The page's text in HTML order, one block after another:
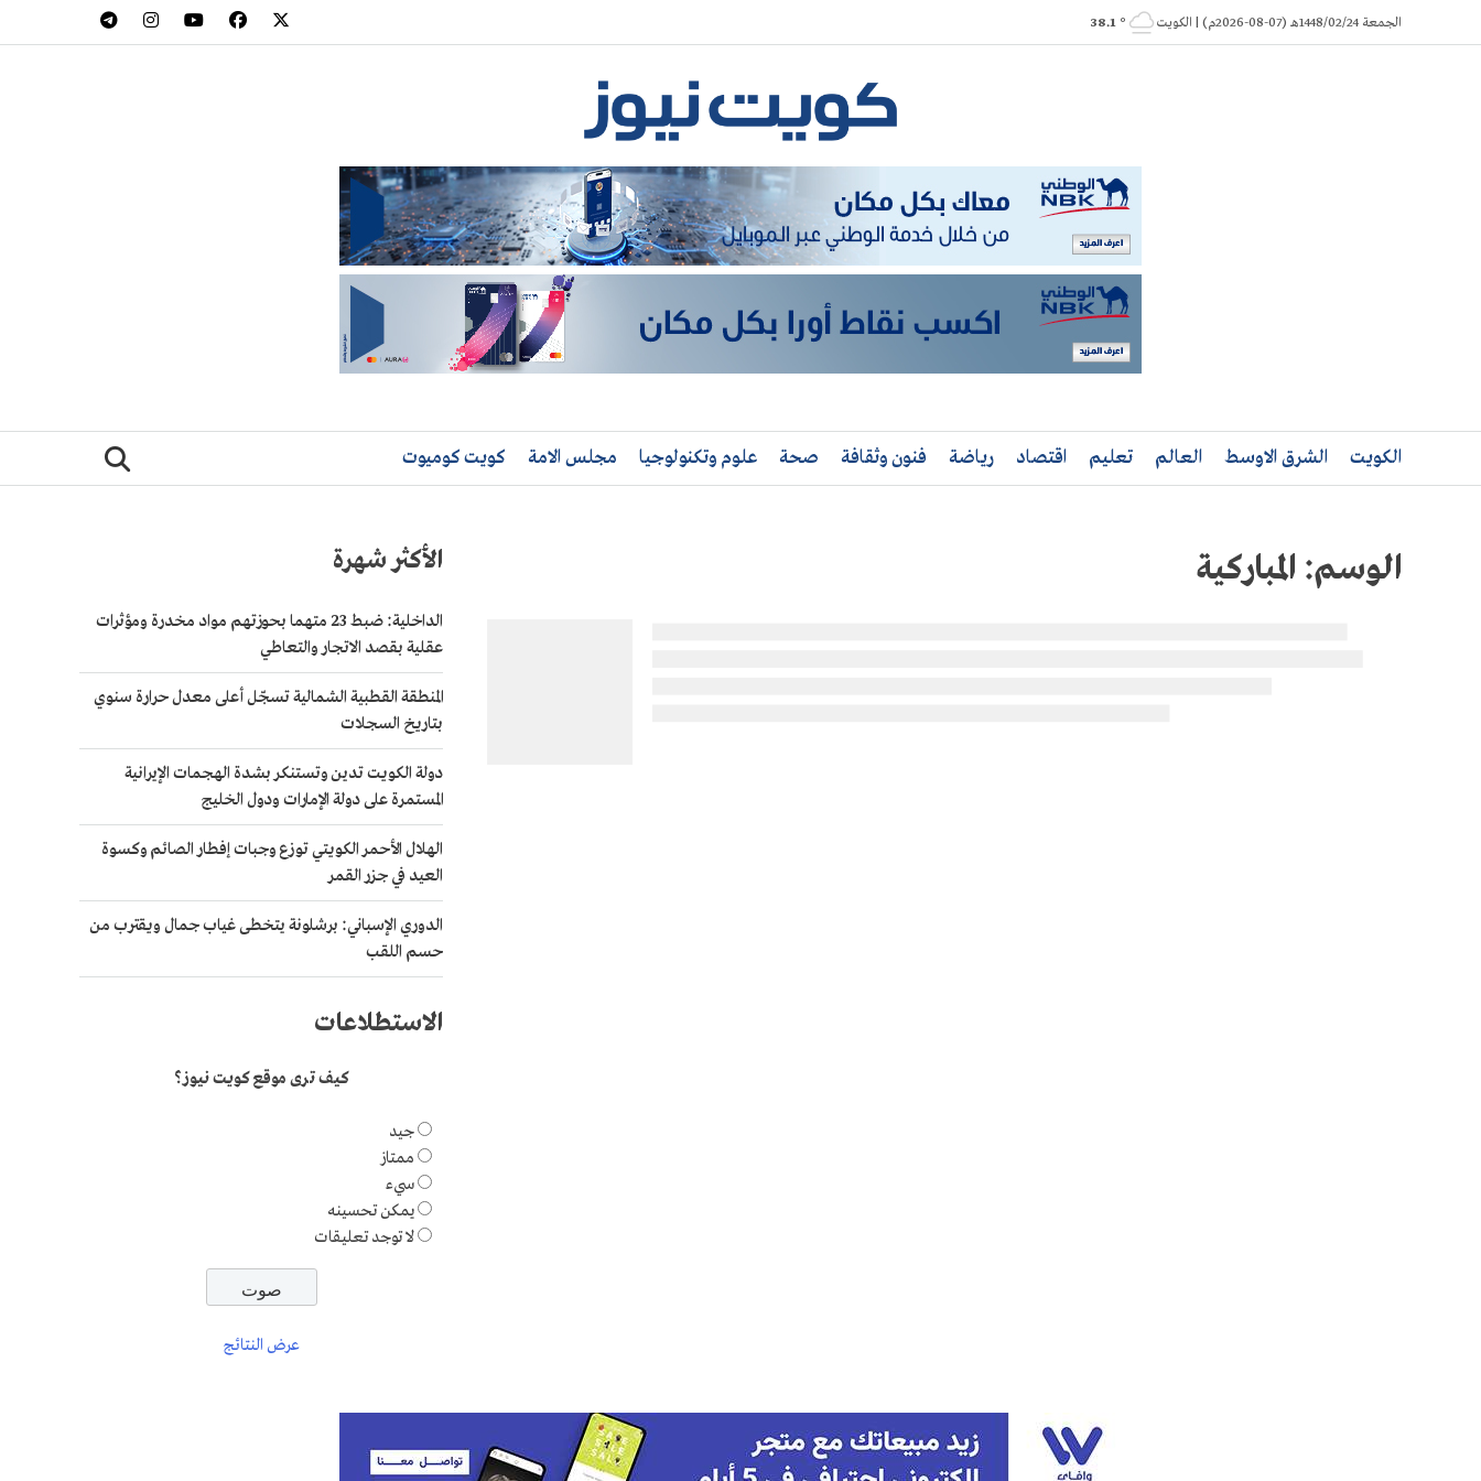
to
الجمعة 1448/02/24هـ (07-08-2026م) | الكويت ° 38.1
الكويت الشرق الاوسط العالم تعليم اقتصاد رياضة فنون وثقافة صحة علوم وتكنولوجيا مجلس الامة كويت كوميوت
الوسم: المباركية الأكثر شهرة
الداخلية: ضبط 23 متهما بحوزتهم مواد مخدرة ومؤثرات
عقلية بقصد الاتجار والتعاطي
المنطقة القطبية الشمالية تسجّل أعلى معدل حرارة سنوي
بتاريخ السجلات
دولة الكويت تدين وتستنكر بشدة الهجمات الإيرانية
المستمرة على دولة الإمارات ودول الخليج
الهلال الأحمر الكويتي توزع وجبات إفطار الصائم وكسوة
العيد في جزر القمر
الدوري الإسباني: برشلونة يتخطى غياب جمال ويقترب من
حسم اللقب
الاستطلاعات
كيف ترى موقع كويت نيوز؟
جيد
ممتاز
سيء
يمكن تحسينه
لا توجد تعليقات
عرض النتائج